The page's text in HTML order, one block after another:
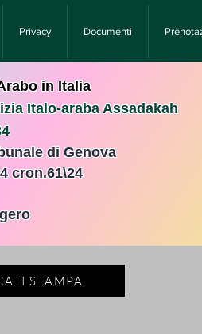
Privacy Documenti
in Italia
Italo-araba Assadakah
di Genova
cron.61\24
STAMPA